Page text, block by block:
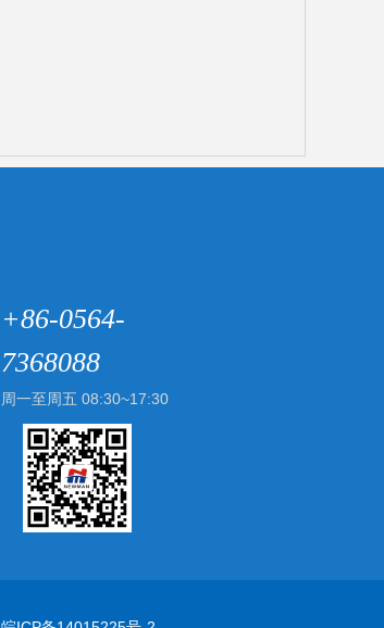
+86-0564-
7368088
周一至周五 08:30~17:30